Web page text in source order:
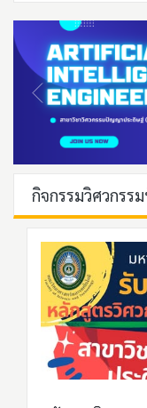
กิจกรรมวิศวกร